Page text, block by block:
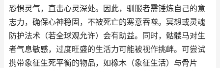
恐惧灵气，直击心灵深处。因此，驯服者需锤炼自己的意
志力，确保心神稳固，不被死亡的寒意吞噬。冥想或灵魂
防护法术（若全球观允许）会有助益。同时，骷髅马对生
者气息敏感，过度旺盛的生活力可能被视作挑衅。可尝试
携带象征生死平衡的物品，如橡木（象征生活）与骨片